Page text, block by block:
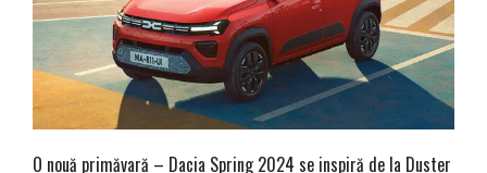
O nouă primăvară – Dacia Spring 2024 se inspiră de la Duster